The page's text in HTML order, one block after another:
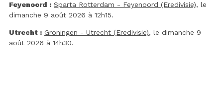
Feyenoord : Sparta Rotterdam - Feyenoord (Eredivisie), le
dimanche 9 août 2026 à 12h15.
Utrecht : Groningen - Utrecht (Eredivisie), le dimanche 9
août 2026 à 14h30.